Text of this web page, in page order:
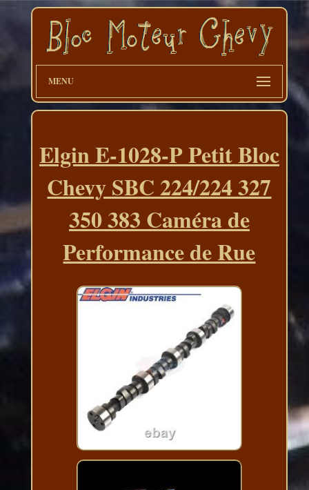
MENU
Elgin E-1028-P Petit Bloc
Chevy SBC 224/224 327
350 383 Caméra de
Performance de Rue